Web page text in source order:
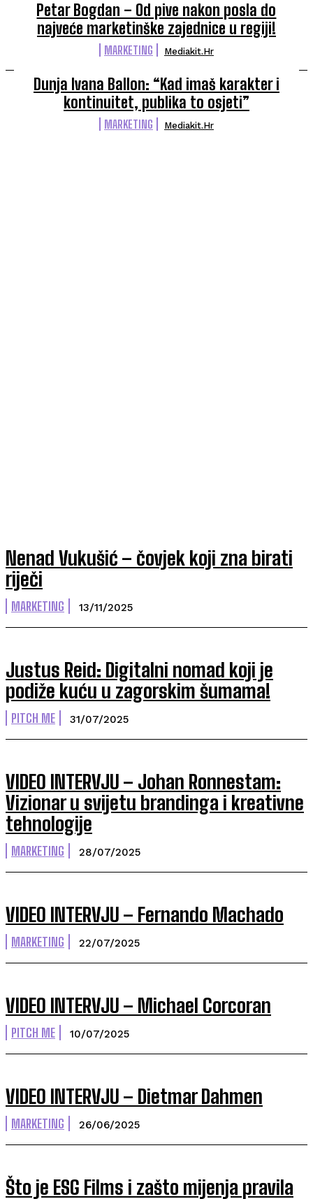
Petar Bogdan – Od pive nakon posla do
najveće marketinške zajednice u regiji!
MARKETING Mediakit.hr
Dunja Ivana Ballon: “Kad imaš karakter i
kontinuitet, publika to osjeti”
MARKETING Mediakit.hr
Nenad Vukušić – čovjek koji zna birati
riječi
MARKETING 13/11/2025
Justus Reid: Digitalni nomad koji je
podiže kuću u zagorskim šumama!
PITCH ME 31/07/2025
VIDEO INTERVJU – Johan Ronnestam:
Vizionar u svijetu brandinga i kreativne
tehnologije
MARKETING 28/07/2025
VIDEO INTERVJU – Fernando Machado
MARKETING 22/07/2025
VIDEO INTERVJU – Michael Corcoran
PITCH ME 10/07/2025
VIDEO INTERVJU – Dietmar Dahmen
MARKETING 26/06/2025
Što je ESG Films i zašto mijenja pravila